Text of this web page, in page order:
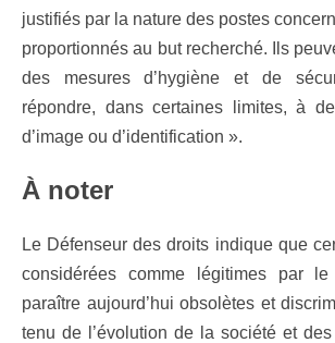
justifiés par la nature des postes
proportionnés au but recherché. Ils
des mesures d’hygiène et de
répondre, dans certaines limites, à
d’image ou d’identification ».
À noter
Le Défenseur des droits indique que
considérées comme légitimes par
paraître aujourd’hui obsolètes et
tenu de l’évolution de la société et